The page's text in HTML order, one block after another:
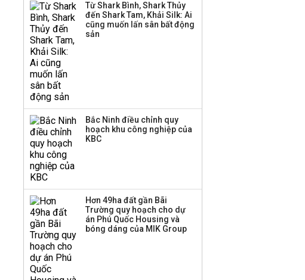
Sacombank phát hành
ba đợt trái phiếu thu về
Từ Shark Bình, Shark Thủy
đến Shark Tam, Khải Silk: Ai
cũng muốn lấn sân bất động
sản
Bắc Ninh điều chỉnh quy
hoạch khu công nghiệp của
KBC
Hơn 49ha đất gần Bãi
Trường quy hoạch cho dự
án Phú Quốc Housing và
bóng dáng của MIK Group